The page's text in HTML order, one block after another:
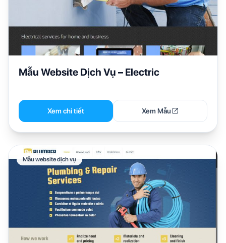
Mẫu Website Dịch Vụ – Electric
Xem chi tiết Xem Mẫu
Mẫu website dịch vụ